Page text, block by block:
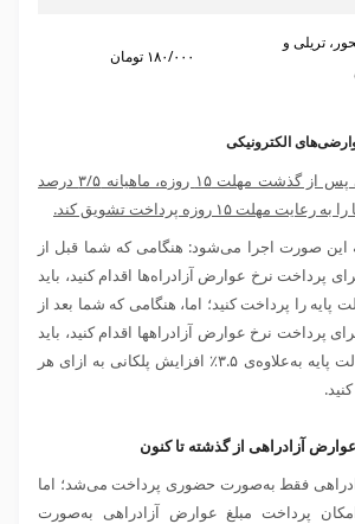
۳ محور و ۴ محور، تریلی و
۱۸۰/۰۰۰ تومان
الکترونیکی
نرخ عوارض آزادراهی پس از گذشت مهلت ۱۵ روزه، ماهیانه ۳/۵ درصد
۱۵ روزه پرداخت تشویق کند.
این صورت اجرا می‌شود: هنگامی که شما قبل از
نرخ عوارض آزادراه‌ها اقدام کنید، باید
را پرداخت کنید؛ اما، هنگامی که شما بعد از
۱۵ روزه برای پرداخت نرخ عوارض آزادراهها اقدام کنید، باید
عوارض جاده‌ای در حالت پایه به‌علاوه‌ی ۳.۵٪ افزایش پلکانی به ازای هر
آزادراهی از گذشته تا کنون
فقط به‌صورت حضوری پرداخت می‌شد؛ اما
پرداخت مبلغ عوارض آزادراهی به‌صورت